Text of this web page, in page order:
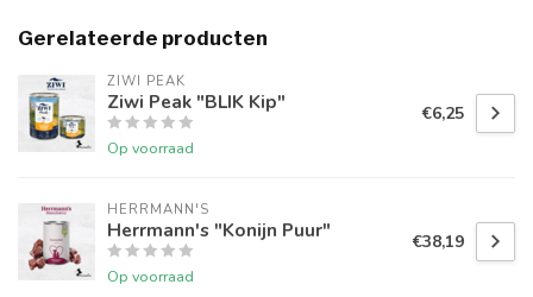
Gerelateerde producten
ZIWI PEAK
Ziwi Peak "BLIK Kip"
Op voorraad
€6,25
HERRMANN'S
Herrmann's "Konijn Puur"
Op voorraad
€38,19